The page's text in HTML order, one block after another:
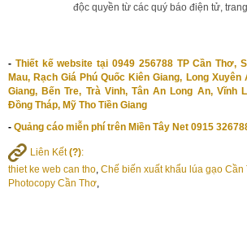
độc quyền từ các quý báo điện tử,
- Thiết kế website tại 0949 256788 TP Cần Thơ,
Mau, Rạch Giá Phú Quốc Kiên Giang, Long Xuyên
Giang, Bến Tre, Trà Vinh, Tân An Long An, Vĩnh
Đồng Tháp, Mỹ Tho Tiền Giang
- Quảng cáo miễn phí trên Miền Tây Net 0915
Liên Kết(?):
thiet ke web can tho, Chế biến xuất khẩu lúa gạo Cần
Photocopy Cần Thơ,